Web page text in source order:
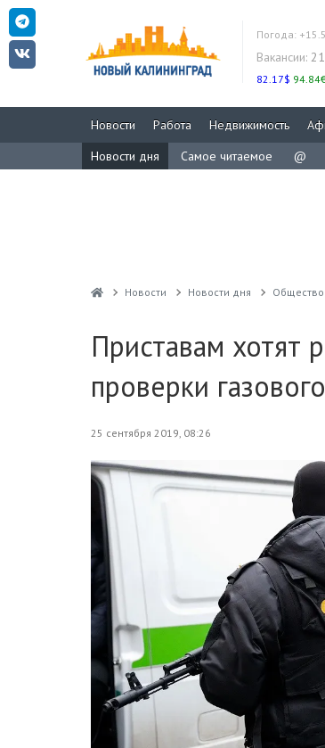
Погода:
Вакансии: 21
82.17$
Новости Работа Недвижимость
Новости дня
Самое читаемое @
Новости Новости дня Общество
Приставам хотят
проверки
25 сентября 2019, 08:26